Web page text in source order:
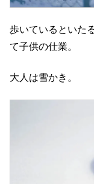
歩いているといた
て子供の仕業。
大人は雪かき。